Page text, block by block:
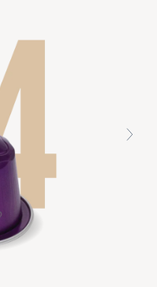
search results.